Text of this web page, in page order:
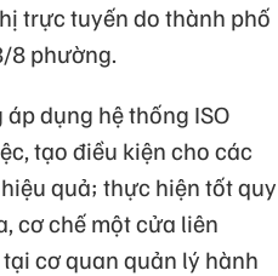
trực tuyến do thành phố
8 phường.
dụng hệ thống ISO
tạo điều kiện cho các
quả; thực hiện tốt quy
cơ chế một cửa liên
cơ quan quản lý hành